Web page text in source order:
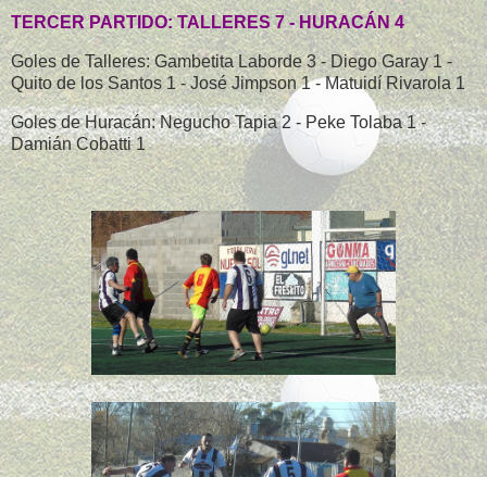
TERCER PARTIDO: TALLERES 7 - HURACÁN 4
Goles de Talleres: Gambetita Laborde 3 - Diego Garay 1 -
Quito de los Santos 1 - José Jimpson 1 - Matuidí Rivarola 1
Goles de Huracán: Negucho Tapia 2 - Peke Tolaba 1 -
Damián Cobatti 1